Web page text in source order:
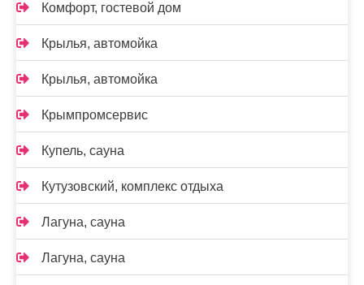
Комфорт, гостевой дом
Крылья, автомойка
Крылья, автомойка
Крымпромсервис
Купель, сауна
Кутузовский, комплекс отдыха
Лагуна, сауна
Лагуна, сауна